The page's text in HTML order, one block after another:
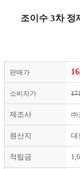
조이수 3차 정
판매가
소비자가
제조사 ㈜
원산지 대
적립금